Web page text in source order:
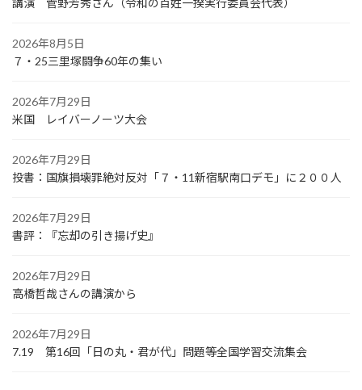
講演 菅野芳秀さん（令和の百姓一揆実行委員会代表）
2026年8月5日
７・25三里塚闘争60年の集い
2026年7月29日
米国 レイバーノーツ大会
2026年7月29日
投書：国旗損壊罪絶対反対「７・11新宿駅南口デモ」に２００人
2026年7月29日
書評：『忘却の引き揚げ史』
2026年7月29日
高橋哲哉さんの講演から
2026年7月29日
7.19 第16回「日の丸・君が代」問題等全国学習交流集会